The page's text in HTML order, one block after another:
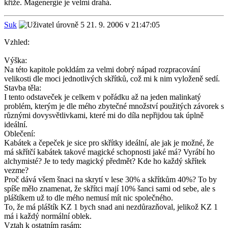
kříže. Magenergie je velmi drahá.
Suk
21. 9. 2006 v 21:47:05
Vzhled:
Výška:
Na této kapitole pokldám za velmi dobrý nápad rozpracování
velikosti dle moci jednotlivých skřítků, což mi k nim vyloženě sedí.
Stavba těla:
I tento odstaveček je celkem v pořádku až na jeden malinkatý
problém, kterým je dle mého zbytečné množství použitých závorek s
různými dovysvětlivkami, které mi do díla nepřijdou tak úplně
ideální.
Oblečení:
Kabátek a čepeček je sice pro skřítky ideální, ale jak je možné, že
má skřítčí kabátek takové magické schopnosti jaké má? Vyrábí ho
alchymisté? Je to tedy magický předmět? Kde ho každý skřítek
vezme?
Proč dává všem šnaci na skrytí v lese 30% a skřítkům 40%? To by
spíše mělo znamenat, že skřítci mají 10% šanci sami od sebe, ale s
pláštíkem už to dle mého nemusí mít nic společného.
To, že má pláštík KZ 1 bych snad ani nezdůrazňoval, jelikož KZ 1
má i každý normální oblek.
Vztah k ostatním rasám: